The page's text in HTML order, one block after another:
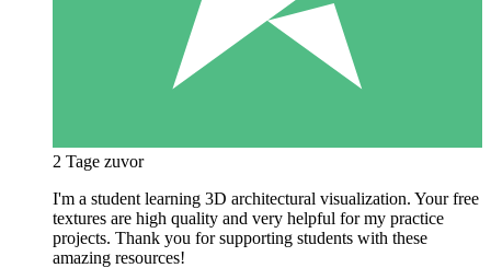
2 Tage zuvor
I'm a student learning 3D architectural visualization. Your free
textures are high quality and very helpful for my practice
projects. Thank you for supporting students with these
amazing resources!